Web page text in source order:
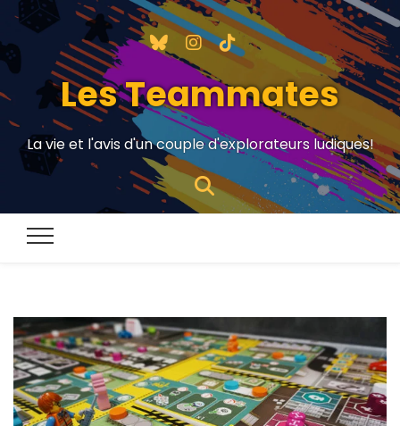
Les Teammates
La vie et l'avis d'un couple d'explorateurs ludiques!